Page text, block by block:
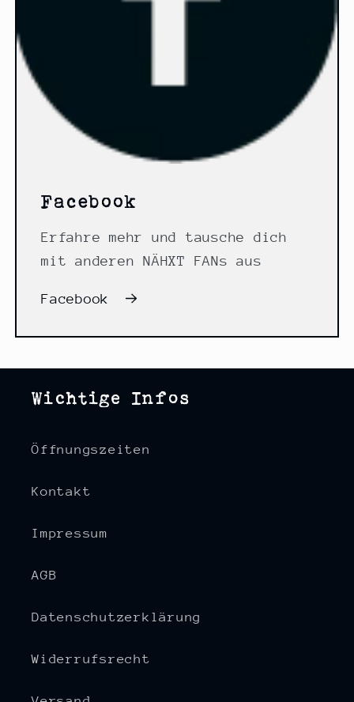
Facebook
Erfahre mehr und tausche dich
mit anderen NÄHXT FANs aus
Facebook
Wichtige Infos
Öffnungszeiten
Kontakt
Impressum
AGB
Datenschutzerklärung
Widerrufsrecht